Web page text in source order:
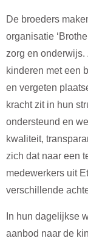
De broeders
organisatie
zorg en
kinderen met een
en vergeten
kracht zit in hun
ondersteund en
kwaliteit,
zich dat naar een
medewerkers uit
verschillende
In hun dagelijkse
aanbod naar de